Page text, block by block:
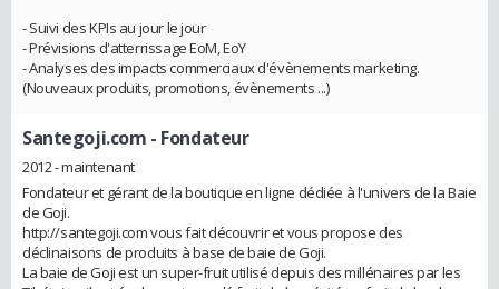
- Suivi des KPIs au jour le jour
- Prévisions d'atterrissage EoM, EoY
- Analyses des impacts commerciaux d'évènements marketing.
(Nouveaux produits, promotions, évènements ...)
Santegoji.com - Fondateur
2012 - maintenant
Fondateur et gérant de la boutique en ligne dédiée à l'univers de la Baie
de Goji.
http://santegoji.com vous fait découvrir et vous propose des
déclinaisons de produits à base de baie de Goji.
La baie de Goji est un super-fruit utilisé depuis des millénaires par les